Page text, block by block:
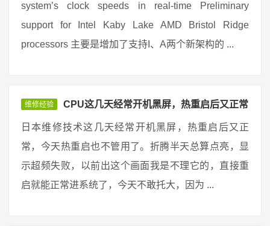
system’s clock speeds in real-time Preliminary
support for Intel Kaby Lake AMD Bristol Ridge
processors 主要是增加了支持I、A两个新架构的 ...
维修经验 CPU这几天经常开机黑屏，热重启后又正常
日本维修技术这几天经常开机黑屏，热重启后又正
常，今天热重启也不管用了。折腾半天总算点亮，显
示超频失败，以前出这个画面我是不理它的，直接重
启就能正常进系统了，今天不敢托大，因为 ...